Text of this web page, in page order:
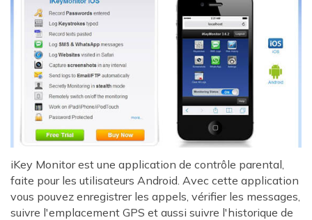
iKey Monitor est une application de contrôle parental,
faite pour les utilisateurs Android. Avec cette application
vous pouvez enregistrer les appels, vérifier les messages,
suivre l'emplacement GPS et aussi suivre l'historique de